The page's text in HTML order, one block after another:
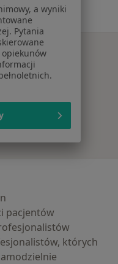
Zmień miasto
pacjentów
których
a wyniki
Pytania